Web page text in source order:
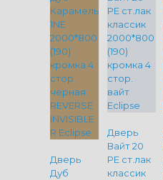
Дверь
Дуб
Дверь
Вайт 20
PE ст.лак
классик